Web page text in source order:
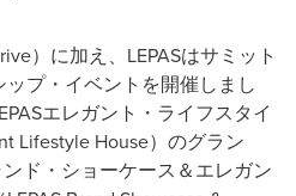
）に加え、 LEPASはサミット
プ・イベントを開催しまし
エレガント・ライフスタイ
Lifestyle House）のグラン
ド・ショーケース＆エレガン